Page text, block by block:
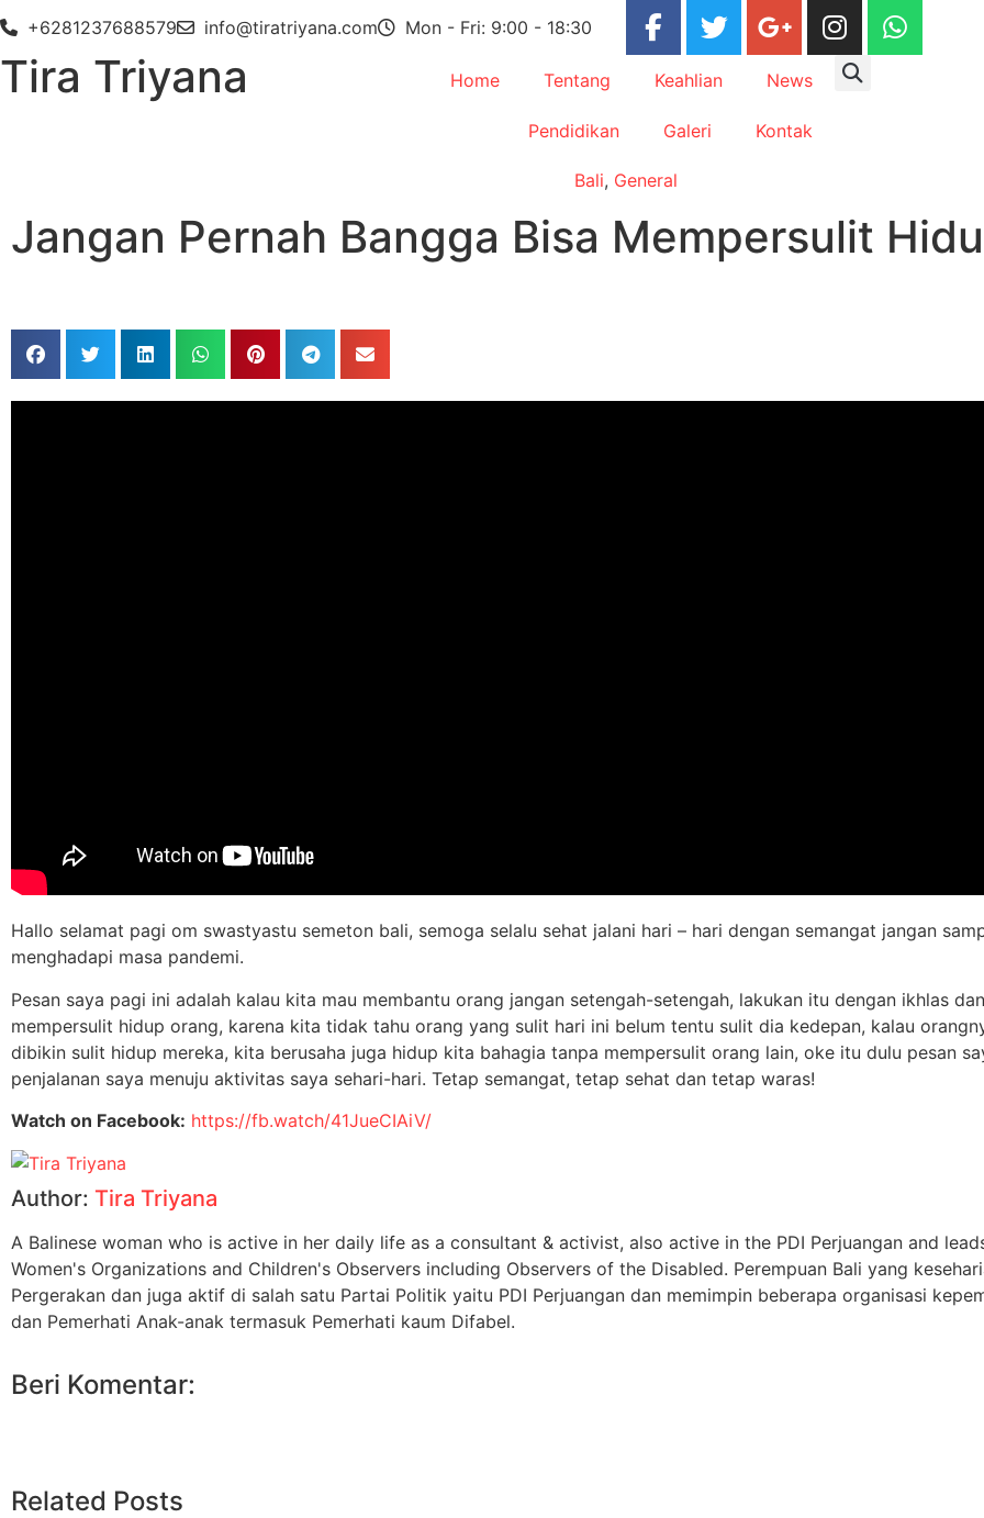
+6281237688579 info@tiratriyana.com Mon - Fri: 9:00 - 18:30
Tira Triyana Home Tentang Keahlian News
Pendidikan Galeri Kontak
Bali, General
Jangan Pernah Bangga Bisa Mempersulit
Hallo selamat pagi om swastyastu semeton bali, semoga selalu sehat jalani hari – hari dengan semangat jangan
menghadapi masa pandemi.
Pesan saya pagi ini adalah kalau kita mau membantu orang jangan setengah-setengah, lakukan itu dengan ikhlas
mempersulit hidup orang, karena kita tidak tahu orang yang sulit hari ini belum tentu sulit dia kedepan, kalau
dibikin sulit hidup mereka, kita berusaha juga hidup kita bahagia tanpa mempersulit orang lain, oke itu dulu pesan
penjalanan saya menuju aktivitas saya sehari-hari. Tetap semangat, tetap sehat dan tetap waras!
Watch on Facebook: https://fb.watch/41JueCIAiV/
Author: Tira Triyana
A Balinese woman who is active in her daily life as a consultant & activist, also active in the PDI Perjuangan and
Women's Organizations and Children's Observers including Observers of the Disabled. Perempuan Bali yang
Pergerakan dan juga aktif di salah satu Partai Politik yaitu PDI Perjuangan dan memimpin beberapa organisasi
dan Pemerhati Anak-anak termasuk Pemerhati kaum Difabel.
Beri Komentar:
Related Posts